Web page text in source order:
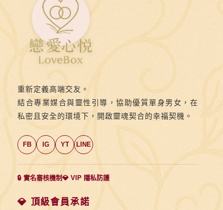
重新定義高端交友。
結合專業媒合與靈性引導，協助優質單身男女，在
私密且安全的環境下，開啟靈魂契合的幸福契機。
FB IG YT LINE
🔒 實名審核機制💎 VIP 隱私防護
💎 頂級會員承諾